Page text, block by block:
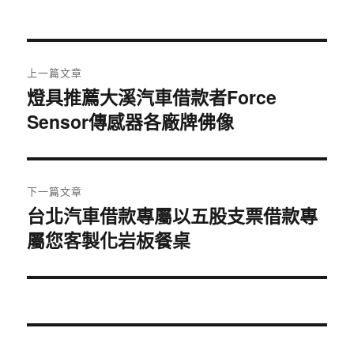
章
導
覽
上一篇文章
上
一
文
章:
燈具推薦大溪汽車借款者Force
Sensor傳感器各廠牌佛像
下一篇文章
下
一
文
台北汽車借款專屬以五股支票借款專
屬您客製化岩板餐桌